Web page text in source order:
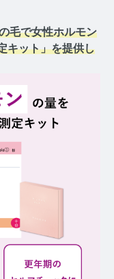
毛で女性ホルモン
キット」を提供し